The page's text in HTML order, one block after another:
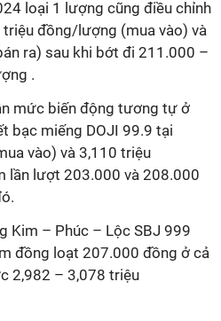
loại 1 lượng cũng điều chỉnh
đồng/lượng (mua vào) và
ra) sau khi bớt đi 211.000 –
.
mức biến động tương tự ở
bạc miếng DOJI 99.9 tại
vào) và 3,110 triệu
lần lượt 203.000 và 208.000
Kim – Phúc – Lộc SBJ 999
đồng loạt 207.000 đồng ở cả
2,982 – 3,078 triệu